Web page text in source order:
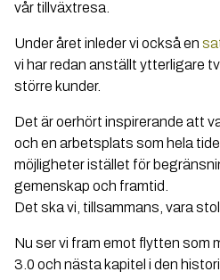
vår tillväxtresa.
Under året inleder vi också en
vi har redan anställt ytterligare
större kunder.
Det är oerhört inspirerande att
och en arbetsplats som hela
möjligheter istället för
gemenskap och framtid.
Det ska vi, tillsammans, vara
Nu ser vi fram emot flytten som
3.0 och nästa kapitel i den